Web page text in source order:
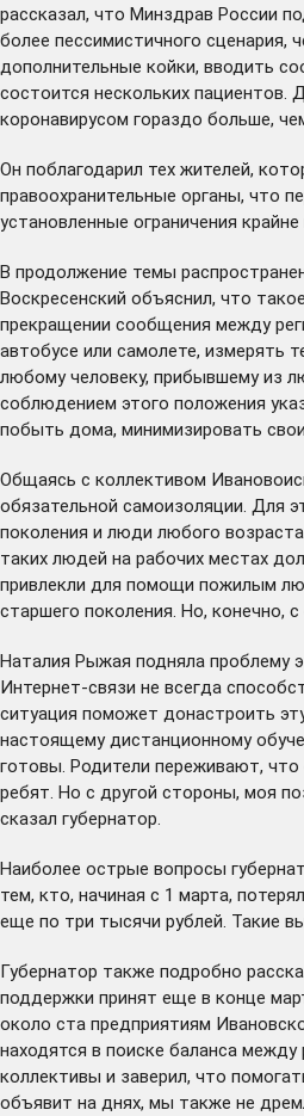
рассказал, что Минздрав России
более пессимистичного сценария,
дополнительные койки, вводить
состоится нескольких пациентов.
коронавирусом гораздо больше,
Он поблагодарил тех жителей,
правоохранительные органы, что
установленные ограничения
В продолжение темы
Воскресенский объяснил, что
прекращении сообщения между
автобусе или самолете, измерять
любому человеку, прибывшему из
соблюдением этого положения
побыть дома, минимизировать
Общаясь с коллективом
обязательной самоизоляции. Для
поколения и люди любого
таких людей на рабочих местах
привлекли для помощи пожилым
старшего поколения. Но, конечно,
Наталия Рыжая подняла проблему
Интернет-связи не всегда
ситуация поможет донастроить
настоящему дистанционному
готовы. Родители переживают,
ребят. Но с другой стороны, моя
сказал губернатор.
Наиболее острые вопросы
тем, кто, начиная с 1 марта,
еще по три тысячи рублей. Такие
Губернатор также подробно
поддержки принят еще в конце
около ста предприятиям
находятся в поиске баланса
коллективы и заверил, что
объявит на днях, мы также не